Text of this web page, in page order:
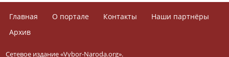
Главная О портале Контакты
Наши партнёры
Архив
Сетевое издание «Vybor-Naroda.org».